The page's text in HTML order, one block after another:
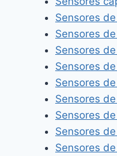
Sensores
Sensores
Sensores
Sensores
Sensores
Sensores
Sensores
Sensores
Sensores